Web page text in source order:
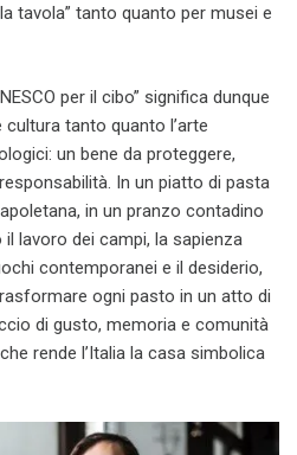
tavola” tanto quanto per musei e
per il cibo” significa dunque
tanto quanto l’arte
un bene da proteggere,
In un piatto di pasta
in un pranzo contadino
lavoro dei campi, la sapienza
contemporanei e il desiderio,
ogni pasto in un atto di
di gusto, memoria e comunità
rende l’Italia la casa simbolica